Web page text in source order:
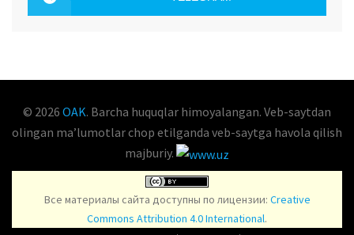
© 2026 OAK. Barcha huquqlar himoyalangan. Veb-saytdan
olingan maʼlumotlar chop etilganda veb-saytga havola qilish
majburiy.
Все материалы сайта доступны по лицензии: Creative
Commons Attribution 4.0 International.